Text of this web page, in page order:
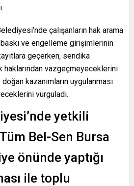
çalışanların hak arama
ve engelleme girişimlerinin
geçerken, sendika
vazgeçmeyeceklerini
kazanımların uygulanması
vurguladı.
yetkili
Bel-Sen Bursa
önünde yaptığı
ile toplu